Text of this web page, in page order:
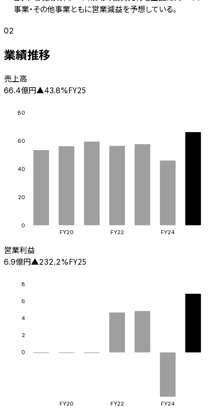
事業・その他事業ともに営業減益を予想している。
02
業績推移
売上高
66.4億円▲43.8%FY25
0
20
40
60
80
FY20 FY22 FY24
営業利益
6.9億円▲232.2%FY25
0
2
4
6
8
FY20 FY22 FY24